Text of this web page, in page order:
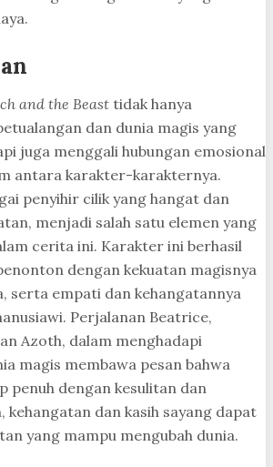
and the Beast tidak hanya
dan dunia magis yang
juga menggali hubungan emosional
antara karakter-karakternya.
penyihir cilik yang hangat dan
menjadi salah satu elemen yang
cerita ini. Karakter ini berhasil
dengan kekuatan magisnya
serta empati dan kehangatannya
Perjalanan Beatrice,
Azoth, dalam menghadapi
magis membawa pesan bahwa
penuh dengan kesulitan dan
kehangatan dan kasih sayang dapat
yang mampu mengubah dunia.